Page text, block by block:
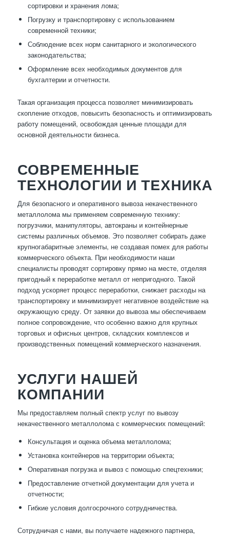
сортировки и хранения лома;
Погрузку и транспортировку с использованием
современной техники;
Соблюдение всех норм санитарного и экологического
законодательства;
Оформление всех необходимых документов для
бухгалтерии и отчетности.
Такая организация процесса позволяет минимизировать
скопление отходов, повысить безопасность и оптимизировать
работу помещений, освобождая ценные площади для
основной деятельности бизнеса.
СОВРЕМЕННЫЕ
ТЕХНОЛОГИИ И ТЕХНИКА
Для безопасного и оперативного вывоза некачественного
металлолома мы применяем современную технику:
погрузчики, манипуляторы, автокраны и контейнерные
системы различных объемов. Это позволяет собирать даже
крупногабаритные элементы, не создавая помех для работы
коммерческого объекта. При необходимости наши
специалисты проводят сортировку прямо на месте, отделяя
пригодный к переработке металл от непригодного. Такой
подход ускоряет процесс переработки, снижает расходы на
транспортировку и минимизирует негативное воздействие на
окружающую среду. От заявки до вывоза мы обеспечиваем
полное сопровождение, что особенно важно для крупных
торговых и офисных центров, складских комплексов и
производственных помещений коммерческого назначения.
УСЛУГИ НАШЕЙ
КОМПАНИИ
Мы предоставляем полный спектр услуг по вывозу
некачественного металлолома с коммерческих помещений:
Консультация и оценка объема металлолома;
Установка контейнеров на территории объекта;
Оперативная погрузка и вывоз с помощью спецтехники;
Предоставление отчетной документации для учета и
отчетности;
Гибкие условия долгосрочного сотрудничества.
Сотрудничая с нами, вы получаете надежного партнера,